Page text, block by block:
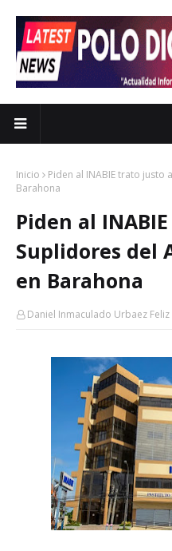
Inicio
Piden al INABIE trato justo
Barahona
Piden al
Suplidores del
en Barahona
Daniel Inmaculado Urbaez Feliz